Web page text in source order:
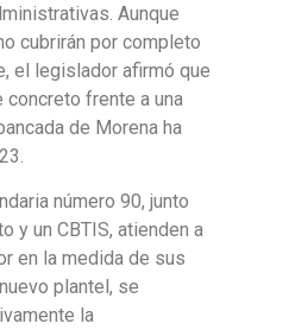
Aunque
cubrirán por completo
el legislador afirmó que
concreto frente a una
de Morena ha
número 90, junto
y un CBTIS, atienden a
en la medida de sus
plantel, se
la